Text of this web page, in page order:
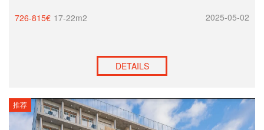
726-815€ 17-22m2 2025-05-02
DETAILS
推荐